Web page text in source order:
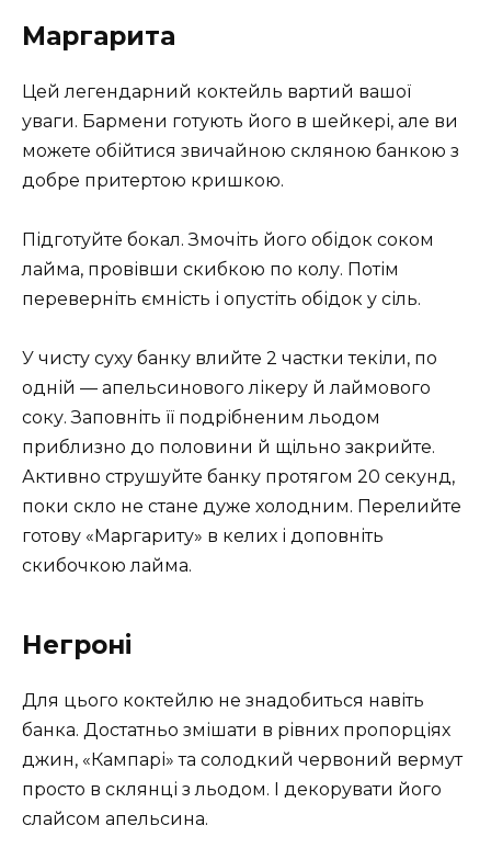
Маргарита
Цей легендарний коктейль вартий вашої
уваги. Бармени готують його в шейкері, але ви
можете обійтися звичайною скляною банкою з
добре притертою кришкою.
Підготуйте бокал. Змочіть його обідок соком
лайма, провівши скибкою по колу. Потім
переверніть ємність і опустіть обідок у сіль.
У чисту суху банку влийте 2 частки текіли, по
одній — апельсинового лікеру й лаймового
соку. Заповніть її подрібненим льодом
приблизно до половини й щільно закрийте.
Активно струшуйте банку протягом 20 секунд,
поки скло не стане дуже холодним. Перелийте
готову «Маргариту» в келих і доповніть
скибочкою лайма.
Негроні
Для цього коктейлю не знадобиться навіть
банка. Достатньо змішати в рівних пропорціях
джин, «Кампарі» та солодкий червоний вермут
просто в склянці з льодом. І декорувати його
слайсом апельсина.